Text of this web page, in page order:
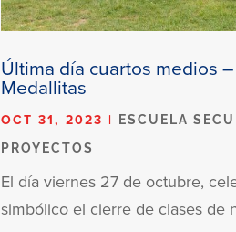
Última día cuartos medios
Medallitas
OCT 31, 2023 | ESCUELA
PROYECTOS
El día viernes 27 de octubre,
simbólico el cierre de clases de